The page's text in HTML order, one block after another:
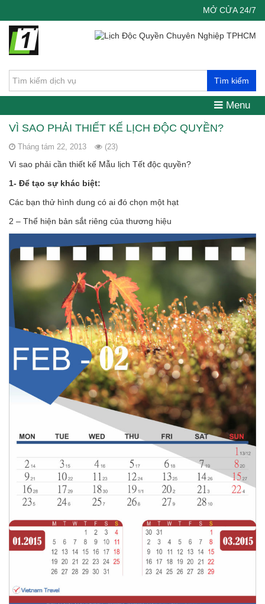
MỞ CỬA 24/7
Tìm kiếm
Menu
VÌ SAO PHẢI THIẾT KẾ LỊCH ĐỘC QUYỀN?
Tháng tám 22, 2013 (23)
Vì sao phải cần thiết kế Mẫu lịch Tết độc quyền?
1- Để tạo sự khác biệt:
Các bạn thử hình dung có ai đó chọn một hạt
2 – Thể hiện bản sắt riêng của thương hiệu